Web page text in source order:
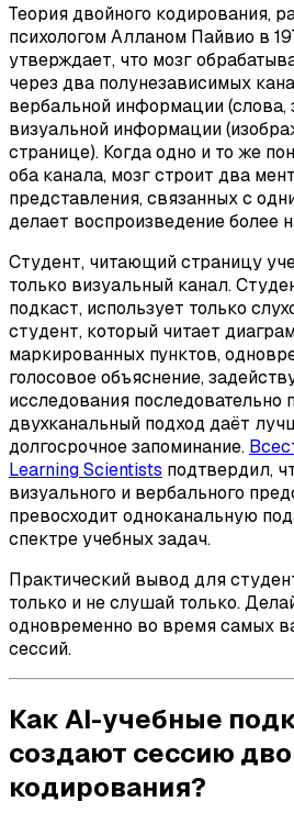
Теория двойного кодирования,
психологом Алланом Пайвио в
утверждает, что мозг
через два полунезависимых
вербальной информации (слова,
визуальной информации
странице). Когда одно и то же
оба канала, мозг строит два
представления, связанных с
делает воспроизведение более
Студент, читающий страницу
только визуальный канал.
подкаст, использует только
студент, который читает
маркированных пунктов,
голосовое объяснение,
исследования последовательно
двухканальный подход даёт
долгосрочное запоминание.
Learning Scientists подтвердил,
визуального и вербального
превосходит одноканальную
спектре учебных задач.
Практический вывод для
только и не слушай только.
одновременно во время самых
сессий.
Как AI-учебные
создают сессию
кодирования?